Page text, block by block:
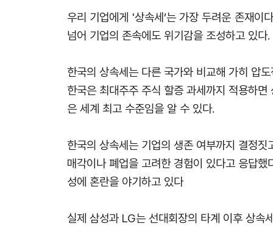
우리 기업에게 '상속세’는 가장 두려운 존재
넘어 기업의 존속에도 위기감을 조성하고 있다.
한국의 상속세는 다른 국가와 비교해 가히 압
한국은 최대주주 주식 할증 과세까지 적용하
은 세계 최고 수준임을 알 수 있다.
한국의 상속세는 기업의 생존 여부까지 결정
매각이나 폐업을 고려한 경험이 있다고 응답
성에 혼란을 야기하고 있다
실제 삼성과 LG는 선대회장의 타계 이후 상